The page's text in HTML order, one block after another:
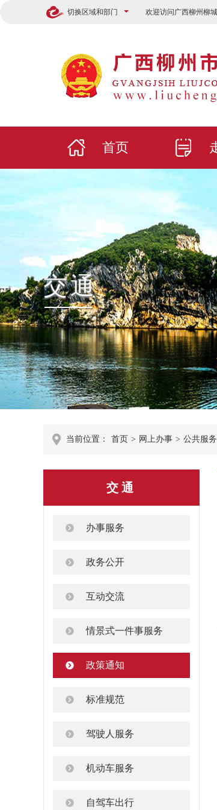
切换区域和部门 欢迎访问广西柳州柳
首页
交通
当前位置： 首页 > 网上办事 > 公共服务
交通
办事服务
政务公开
互动交流
情景式一件事服务
政策通知
标准规范
驾驶人服务
机动车服务
自驾车出行